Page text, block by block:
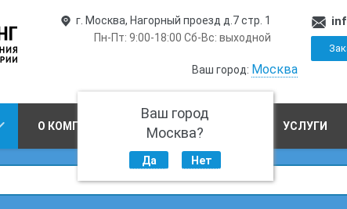
г. Москва, Нагорный проезд д.7 стр. 1
Пн-Пт: 9:00-18:00 Сб-Вс: выходной
Ваш город: Москва
Ваш город
Москва?
Да Нет
О КОМПАНИИ ПРОИЗВОДСТВО УСЛУГИ